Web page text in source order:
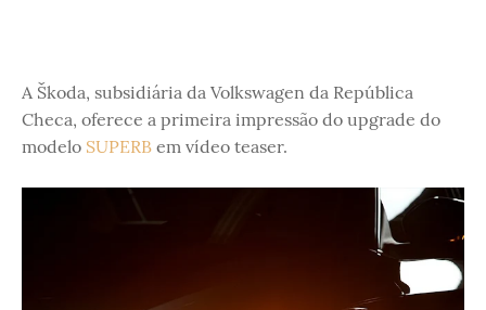
A Škoda, subsidiária da Volkswagen da República
Checa, oferece a primeira impressão do upgrade do
modelo SUPERB em vídeo teaser.